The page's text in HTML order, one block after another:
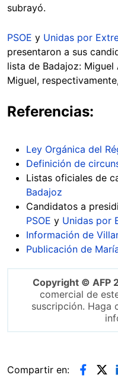
subrayó.
PSOE y Unidas por
presentaron a sus
lista de Badajoz:
Miguel,
Referencias:
Ley Orgánica del
Definición de
Listas oficiales de
Badajoz
Candidatos a
PSOE y Unidas por
Información de
Publicación de
Copyright © AFP
comercial de
suscripción. Haga
Compartir en: